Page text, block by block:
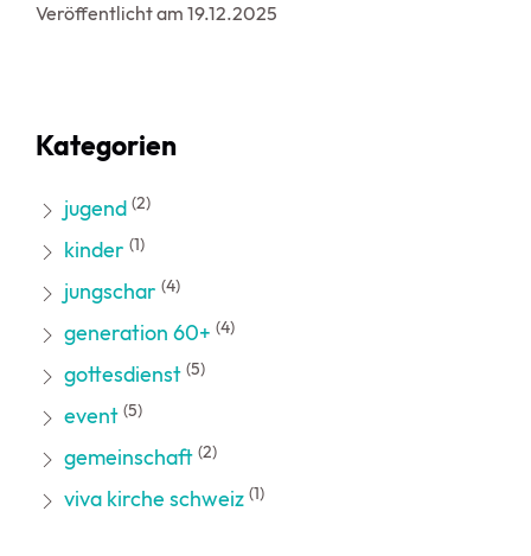
Veröffentlicht am 19.12.2025
Kategorien
jugend (2)
kinder (1)
jungschar (4)
generation 60+ (4)
gottesdienst (5)
event (5)
gemeinschaft (2)
viva kirche schweiz (1)